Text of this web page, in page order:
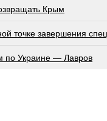
Крым
точке завершения
по Украине — Лавров